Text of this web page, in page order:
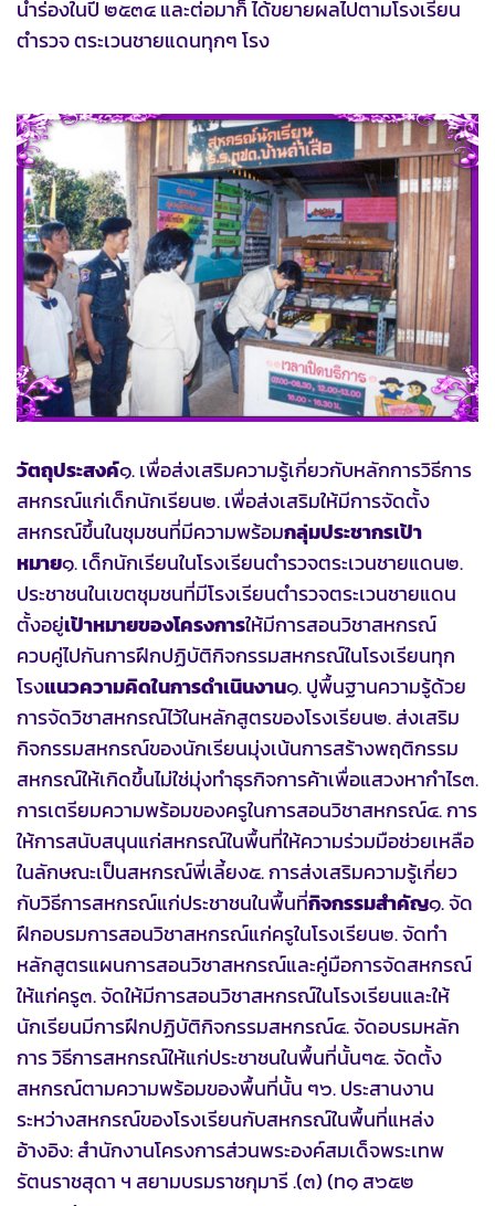
นำร่องในปี ๒๕๓๔ และต่อมาก็ ได้ขยายผลไปตามโรงเรียน
ตำรวจ ตระเวนชายแดนทุกๆ โรง
วัตถุประสงค์๑. เพื่อส่งเสริมความรู้เกี่ยวกับหลักการวิธีการ
สหกรณ์แก่เด็กนักเรียน๒. เพื่อส่งเสริมให้มีการจัดตั้ง
สหกรณ์ขึ้นในชุมชนที่มีความพร้อมกลุ่มประชากรเป้า
หมาย๑. เด็กนักเรียนในโรงเรียนตำรวจตระเวนชายแดน๒.
ประชาชนในเขตชุมชนที่มีโรงเรียนตำรวจตระเวนชายแดน
ตั้งอยู่เป้าหมายของโครงการให้มีการสอนวิชาสหกรณ์
ควบคู่ไปกันการฝึกปฏิบัติกิจกรรมสหกรณ์ในโรงเรียนทุก
โรงแนวความคิดในการดำเนินงาน๑. ปูพื้นฐานความรู้ด้วย
การจัดวิชาสหกรณ์ไว้ในหลักสูตรของโรงเรียน๒. ส่งเสริม
กิจกรรมสหกรณ์ของนักเรียนมุ่งเน้นการสร้างพฤติกรรม
สหกรณ์ให้เกิดขึ้นไม่ใช่มุ่งทำธุรกิจการค้าเพื่อแสวงหากำไร๓.
การเตรียมความพร้อมของครูในการสอนวิชาสหกรณ์๔. การ
ให้การสนับสนุนแก่สหกรณ์ในพื้นที่ให้ความร่วมมือช่วยเหลือ
ในลักษณะเป็นสหกรณ์พี่เลี้ยง๕. การส่งเสริมความรู้เกี่ยว
กับวิธีการสหกรณ์แก่ประชาชนในพื้นที่กิจกรรมสำคัญ๑. จัด
ฝึกอบรมการสอนวิชาสหกรณ์แก่ครูในโรงเรียน๒. จัดทำ
หลักสูตรแผนการสอนวิชาสหกรณ์และคู่มือการจัดสหกรณ์
ให้แก่ครู๓. จัดให้มีการสอนวิชาสหกรณ์ในโรงเรียนและให้
นักเรียนมีการฝึกปฏิบัติกิจกรรมสหกรณ์๔. จัดอบรมหลัก
การ วิธีการสหกรณ์ให้แก่ประชาชนในพื้นที่นั้นๆ๕. จัดตั้ง
สหกรณ์ตามความพร้อมของพื้นที่นั้น ๆ๖. ประสานงาน
ระหว่างสหกรณ์ของโรงเรียนกับสหกรณ์ในพื้นที่แหล่ง
อ้างอิง: สำนักงานโครงการส่วนพระองค์สมเด็จพระเทพ
รัตนราชสุดา ฯ สยามบรมราชกุมารี .(๓) (ท๑ ส๖๕๒